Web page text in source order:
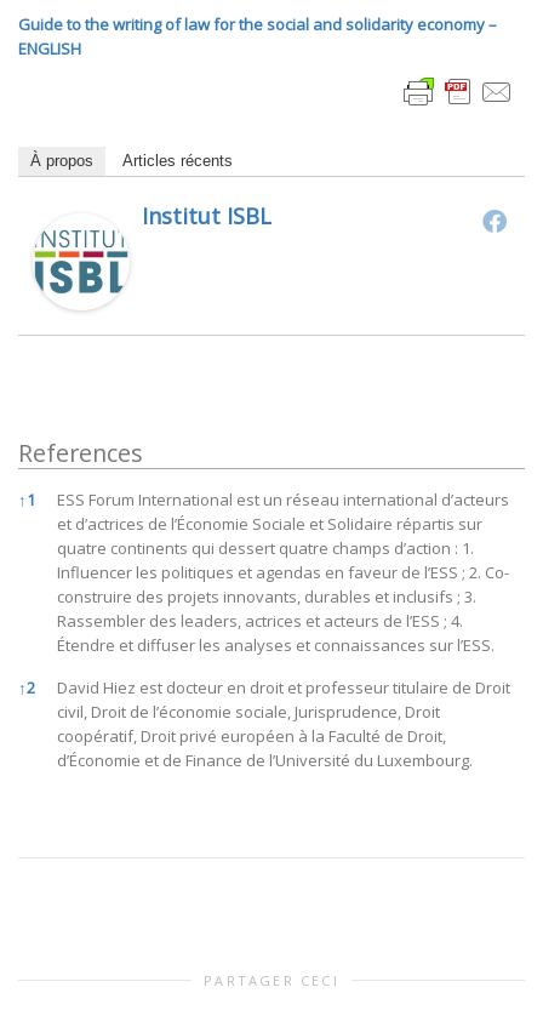
Guide to the writing of law for the social and solidarity economy –
ENGLISH
À propos Articles récents
Institut ISBL
References
References
↑1
ESS Forum International est un réseau international d’acteurs
et d’actrices de l’Économie Sociale et Solidaire répartis sur
quatre continents qui dessert quatre champs d’action : 1.
Influencer les politiques et agendas en faveur de l’ESS ; 2. Co-
construire des projets innovants, durables et inclusifs ; 3.
Rassembler des leaders, actrices et acteurs de l’ESS ; 4.
Étendre et diffuser les analyses et connaissances sur l’ESS.
↑2
David Hiez est docteur en droit et professeur titulaire de Droit
civil, Droit de l’économie sociale, Jurisprudence, Droit
coopératif, Droit privé européen à la Faculté de Droit,
d’Économie et de Finance de l’Université du Luxembourg.
PARTAGER CECI